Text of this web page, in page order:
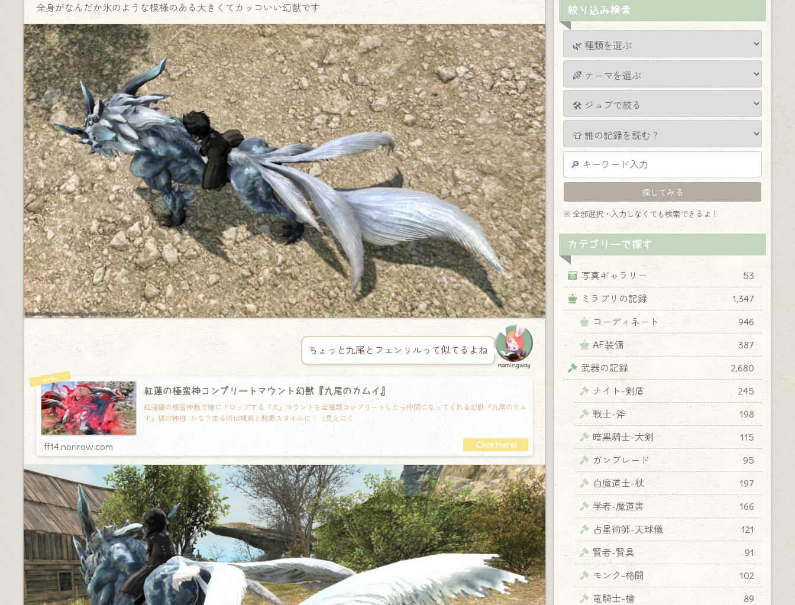
全身がなんだか氷のような模様のある大きくてカッコいい幻獣です
ちょっと九尾とフェンリルって似てるよね
namingway
紅蓮の極蛮神コンプリートマウント幻獣『九尾のカムイ』
紅蓮編の極蛮神戦で稀にドロップする『犬』マウントを全種類コンプリートしたら仲間になってくれる幻獣『九尾のカム
イ』狐の神様…かな？走る時は颯爽と騎乗スタイルに！（見えにく
ff14.norirow.com
絞り込み検索
※ 全部選択・入力しなくても検索できるよ！
カテゴリーで探す
写真ギャラリー
53
ミラプリの記録
1,347
コーディネート
946
AF装備
387
武器の記録
2,680
ナイト-剣盾
245
戦士-斧
198
暗黒騎士-大剣
115
ガンブレード
95
白魔道士-杖
197
学者-魔道書
166
占星術師-天球儀
121
賢者-賢具
91
モンク-格闘
102
竜騎士-槍
89